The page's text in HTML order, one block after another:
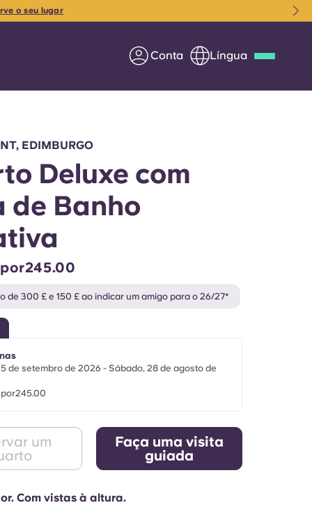
Conta Língua
Informação para os pais
Entre em contacto
connosco
o seu lugar
EDIMBURGO
Deluxe com
de Banho
de 300 £ e 150 £ ao indicar um amigo para o 26/27*
de setembro de 2026 - Sábado, 28 de agosto de
um
Faça uma visita
guiada
Com vistas à altura.